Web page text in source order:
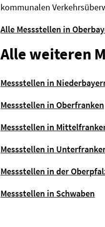
kommunalen
Alle Messstellen in
Alle weiteren
Messstellen in
Messstellen in Oberfranken
Messstellen in
Messstellen in
Messstellen in der
Messstellen in Schwaben